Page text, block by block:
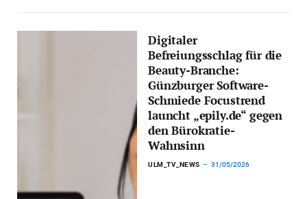
Digitaler
Befreiungsschlag für die
Beauty-Branche:
Günzburger Software-
Schmiede Focustrend
launcht „epily.de“ gegen
den Bürokratie-
Wahnsinn
ULM_TV_NEWS 31/05/2026